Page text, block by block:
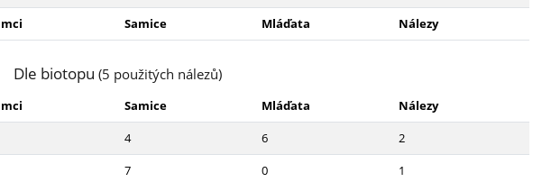
Samice Mláďata Nálezy
Dle biotopu(5 použitých nálezů)
Samice Mláďata
Nálezy
4 6
2
7 0
1